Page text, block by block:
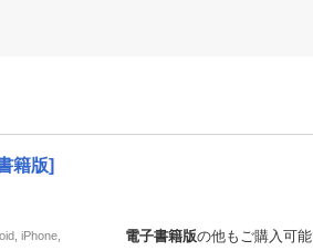
籍版]
iPhone,
電子書籍版の他もご購入可